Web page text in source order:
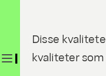
Disse
kvaliteter
SOUNDING